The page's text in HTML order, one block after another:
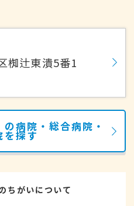
椥辻東潰5番1
の病院・総合病院・
を探す
ちがいについて